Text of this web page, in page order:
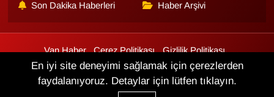
Son Dakika Haberleri Haber Arşivi
Van Haber Çerez Politikası
Gizlilik Politikası
Üyelik Sözleşmesi
Veri Politikası Künye İletişim
En iyi site deneyimi sağlamak için çerezlerden
faydalanıyoruz. Detaylar için lütfen tıklayın.